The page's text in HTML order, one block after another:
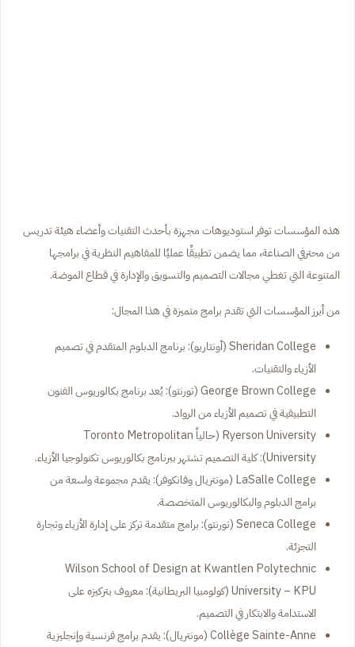
هذه المؤسسات توفر استوديوهات مجهزة بأحدث التقنيات وأعضاء هيئة تدريس
من محترفي الصناعة، مما يضمن تطبيقًا عمليًا للمفاهيم النظرية في برامجها
المتنوعة التي تغطي مجالات التصميم والتسويق والإدارة في قطاع الموضة.
من أبرز المؤسسات التي تقدم برامج متميزة في هذا المجال:
Sheridan College (أونتاريو): برنامج الدبلوم المتقدم في تصميم
الأزياء والتقنيات.
George Brown College (تورنتو): يُعد برنامج بكالوريوس الفنون
التطبيقية في تصميم الأزياء من الرواد.
Ryerson University (حالياً Toronto Metropolitan
University): كلية التصميم تشتهر ببرنامج بكالوريوس تكنولوجيا الأزياء.
LaSalle College (مونتريال وفانكوفر): يقدم مجموعة واسعة من
برامج الدبلوم والبكالوريوس المتخصصة.
Seneca College (تورنتو): برامج متقدمة تركز على إدارة الأزياء وتجارة
التجزئة.
Wilson School of Design at Kwantlen Polytechnic
University – KPU (كولومبيا البريطانية): معروف بتركيزه على
الاستدامة والابتكار في التصميم.
Collège Sainte-Anne (مونتريال): يقدم برامج فرنسية وإنجليزية